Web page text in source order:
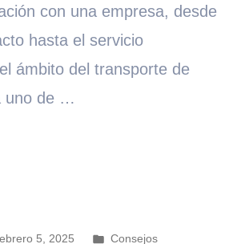
con una empresa, desde
hasta el servicio
ámbito del transporte de
uno de …
5, 2025 Consejos